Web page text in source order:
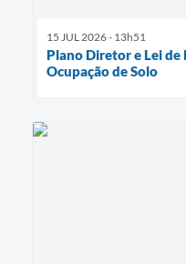
15 JUL 2026 - 13h51
Plano Diretor e Lei de
Ocupação de Solo